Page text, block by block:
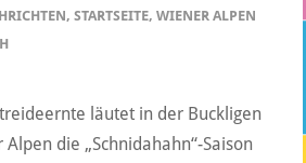
, STARTSEITE, WIENER ALPEN
läutet in der Buckligen
die „Schnidahahn“-Saison